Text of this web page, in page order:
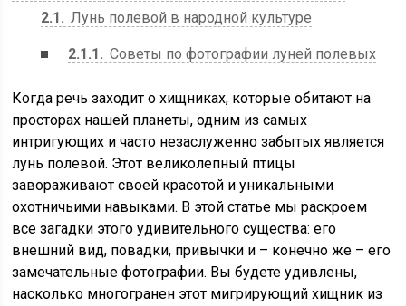
2.1
Лунь полевой в народной культуре
2.1.1 Советы по фотографии луней полевых
Когда речь заходит о хищниках, которые обитают на
просторах нашей планеты, одним из самых
интригующих и часто незаслуженно забытых является
лунь полевой. Этот великолепный птицы
завораживают своей красотой и уникальными
охотничьими навыками. В этой статье мы раскроем
все загадки этого удивительного существа: его
внешний вид, повадки, привычки и – конечно же – его
замечательные фотографии. Вы будете удивлены,
насколько многогранен этот мигрирующий хищник из